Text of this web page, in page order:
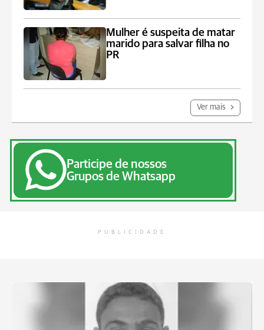
Mulher é suspeita de matar
marido para salvar filha no
PR
Ver mais
Participe de nossos
Grupos de Whatsapp
PUBLICIDADE